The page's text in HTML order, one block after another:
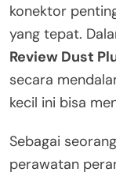
konektor
yang tepat.
Review Dust
secara
kecil ini bisa
Sebagai
perawatan